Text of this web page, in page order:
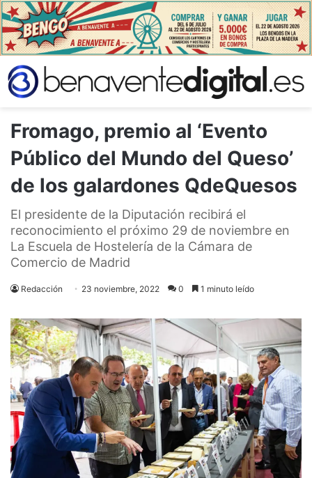
Fromago, premio al ‘Evento
Público del Mundo del Queso’
de los galardones QdeQuesos
El presidente de la Diputación recibirá el
reconocimiento el próximo 29 de noviembre en
La Escuela de Hostelería de la Cámara de
Comercio de Madrid
Redacción 23 noviembre, 2022 0 1 minuto leído